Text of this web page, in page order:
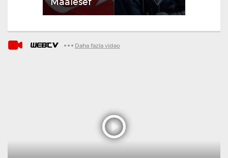
WEBTV Daha fazla video